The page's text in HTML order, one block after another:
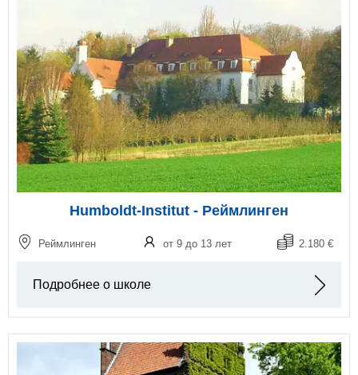
Humboldt-Institut - Реймлинген
Реймлинген от 9 до 13 лет 2.180 €
Подробнее о школе